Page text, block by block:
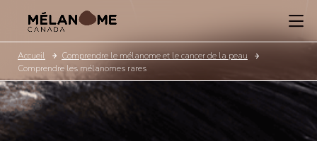
Accueil
Comprendre le mélanome et le cancer de la peau
Comprendre les mélanomes rares